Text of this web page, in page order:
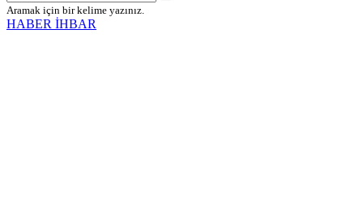
Aramak için bir kelime yazınız.
HABER İHBAR